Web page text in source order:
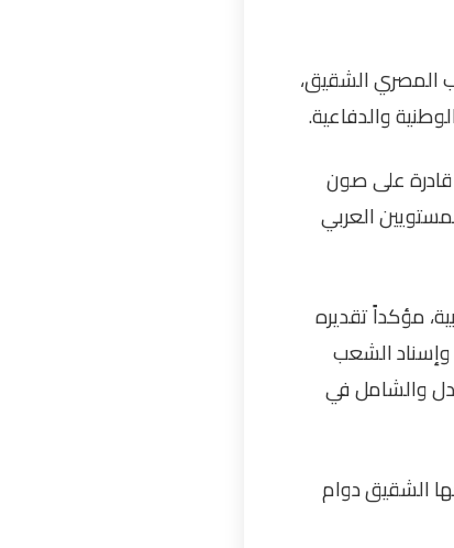
المصري الشقيق،
والدفاعية.
قادرة على صون
العربي
مؤكداً تقديره
وإسناد الشعب
والشامل في
الشقيق دوام